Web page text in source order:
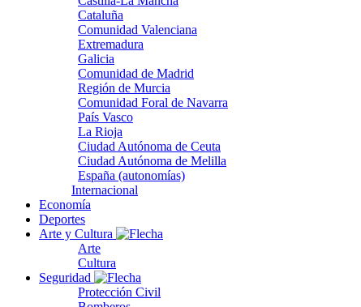
Cataluña
Comunidad Valenciana
Extremadura
Galicia
Comunidad de Madrid
Región de Murcia
Comunidad Foral de Navarra
País Vasco
La Rioja
Ciudad Autónoma de Ceuta
Ciudad Autónoma de Melilla
España (autonomías)
Internacional
Economía
Deportes
Arte y Cultura
Arte
Cultura
Seguridad
Protección Civil